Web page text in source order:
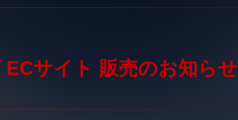
サイト 販売のお知らせ